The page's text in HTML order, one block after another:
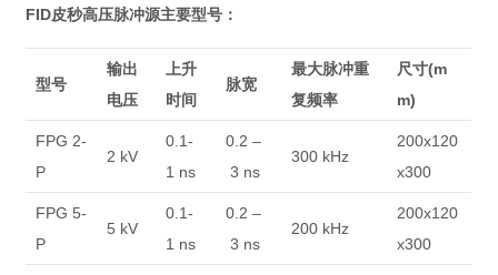
FID皮秒高压脉冲源主要型号：
型号
输出
电压
上升
时间
脉宽
最大脉冲重
复频率
尺寸(m
m)
FPG 2-
P
2 kV
0.1-
1 ns
0.2 –
3 ns
300 kHz
200x120
x300
FPG 5-
P
5 kV
0.1-
1 ns
0.2 –
3 ns
200 kHz
200x120
x300